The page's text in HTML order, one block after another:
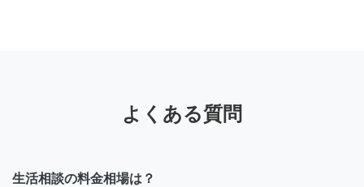
よくある質問
生活相談の料金相場は？